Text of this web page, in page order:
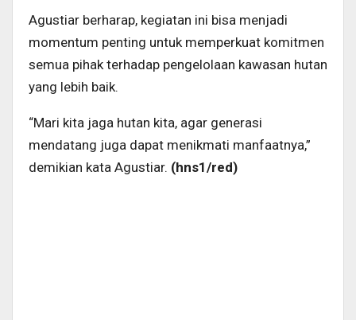
Agustiar berharap, kegiatan ini bisa menjadi
momentum penting untuk memperkuat komitmen
semua pihak terhadap pengelolaan kawasan hutan
yang lebih baik.
“Mari kita jaga hutan kita, agar generasi
mendatang juga dapat menikmati manfaatnya,”
demikian kata Agustiar. (hns1/red)